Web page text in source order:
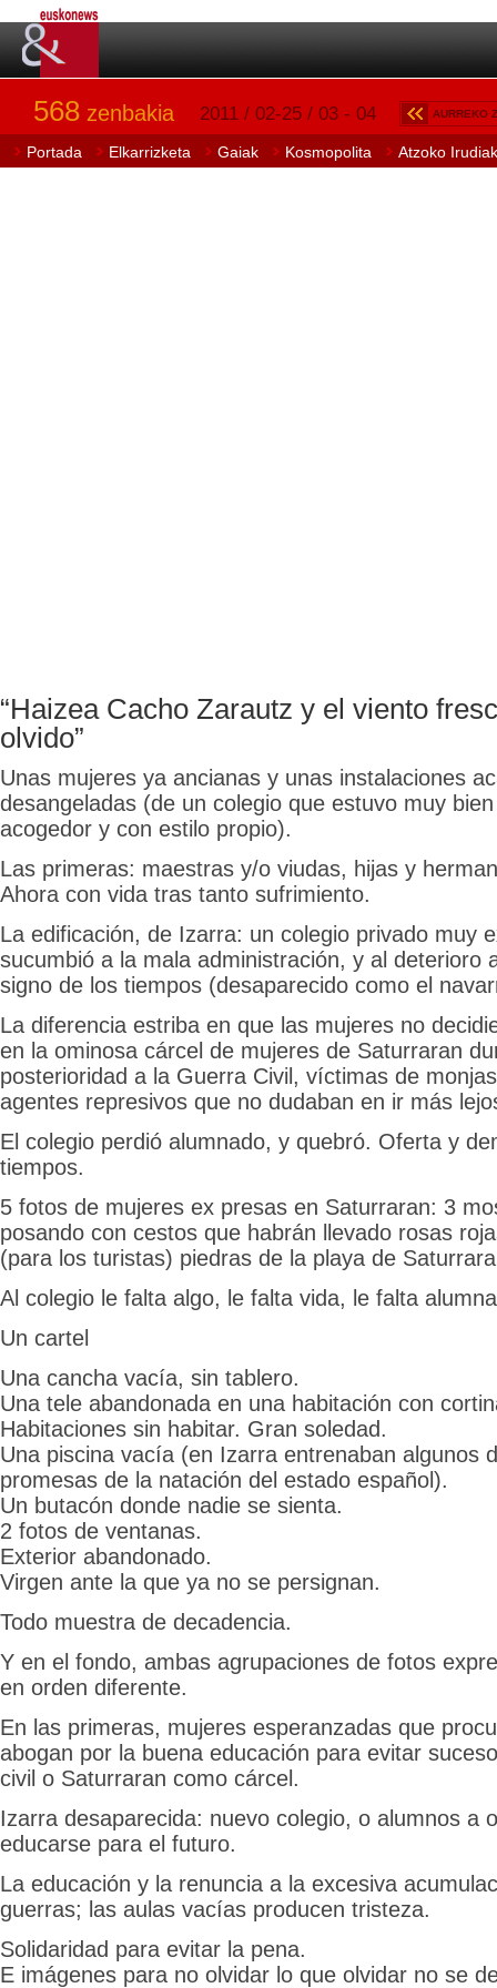
568 zenbakia 2011 / 02-25 / 03 - 04 AURREKO
Portada Elkarrizketa Gaiak Kosmopolita Atzoko Irudiak
“Haizea Cacho Zarautz y el viento
olvido”
Unas mujeres ya ancianas y unas instalaciones
desangeladas (de un colegio que estuvo muy
acogedor y con estilo propio).
Las primeras: maestras y/o viudas, hijas y
Ahora con vida tras tanto sufrimiento.
La edificación, de Izarra: un colegio privado muy
sucumbió a la mala administración, y al deterioro
signo de los tiempos (desaparecido como el
La diferencia estriba en que las mujeres no
en la ominosa cárcel de mujeres de Saturraran
posterioridad a la Guerra Civil, víctimas de
agentes represivos que no dudaban en ir más
El colegio perdió alumnado, y quebró. Oferta y
tiempos.
5 fotos de mujeres ex presas en Saturraran: 3
posando con cestos que habrán llevado rosas
(para los turistas) piedras de la playa de
Al colegio le falta algo, le falta vida, le falta
Un cartel
Una cancha vacía, sin tablero.
Una tele abandonada en una habitación con
Habitaciones sin habitar. Gran soledad.
Una piscina vacía (en Izarra entrenaban algunos
promesas de la natación del estado español).
Un butacón donde nadie se sienta.
2 fotos de ventanas.
Exterior abandonado.
Virgen ante la que ya no se persignan.
Todo muestra de decadencia.
Y en el fondo, ambas agrupaciones de fotos
en orden diferente.
En las primeras, mujeres esperanzadas que
abogan por la buena educación para evitar
civil o Saturraran como cárcel.
Izarra desaparecida: nuevo colegio, o alumnos a
educarse para el futuro.
La educación y la renuncia a la excesiva
guerras; las aulas vacías producen tristeza.
Solidaridad para evitar la pena.
E imágenes para no olvidar lo que olvidar no se